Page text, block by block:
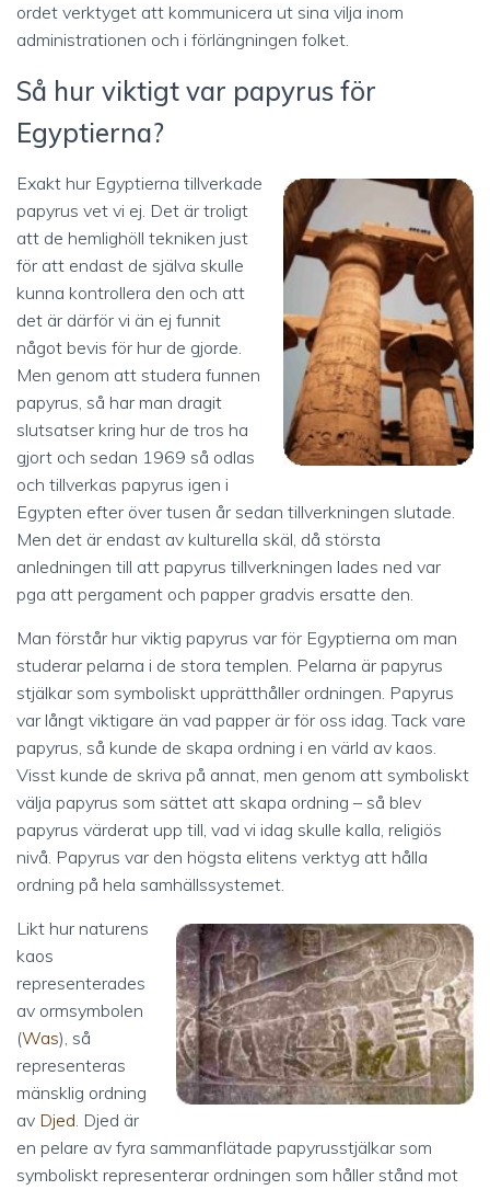
ordet verktyget att kommunicera ut sina vilja inom
administrationen och i förlängningen folket.
Så hur viktigt var papyrus för
Egyptierna?
Exakt hur Egyptierna tillverkade
papyrus vet vi ej. Det är troligt
att de hemlighöll tekniken just
för att endast de själva skulle
kunna kontrollera den och att
det är därför vi än ej funnit
något bevis för hur de gjorde.
Men genom att studera funnen
papyrus, så har man dragit
slutsatser kring hur de tros ha
gjort och sedan 1969 så odlas
och tillverkas papyrus igen i
Egypten efter över tusen år sedan tillverkningen slutade.
Men det är endast av kulturella skäl, då största
anledningen till att papyrus tillverkningen lades ned var
pga att pergament och papper gradvis ersatte den.
Man förstår hur viktig papyrus var för Egyptierna om man
studerar pelarna i de stora templen. Pelarna är papyrus
stjälkar som symboliskt upprätthåller ordningen. Papyrus
var långt viktigare än vad papper är för oss idag. Tack vare
papyrus, så kunde de skapa ordning i en värld av kaos.
Visst kunde de skriva på annat, men genom att symboliskt
välja papyrus som sättet att skapa ordning – så blev
papyrus värderat upp till, vad vi idag skulle kalla, religiös
nivå. Papyrus var den högsta elitens verktyg att hålla
ordning på hela samhällssystemet.
Likt hur naturens
kaos
representerades
av ormsymbolen
(Was), så
representeras
mänsklig ordning
av Djed. Djed är
en pelare av fyra sammanflätade papyrusstjälkar som
symboliskt representerar ordningen som håller stånd mot